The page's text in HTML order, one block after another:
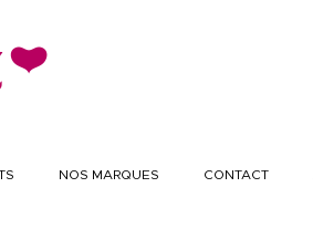
NOS MARQUES CONTACT